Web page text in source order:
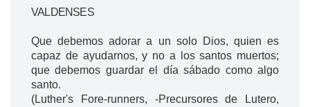
VALDENSES
Que debemos adorar a un solo Dios, quien es
capaz de ayudarnos, y no a los santos muertos;
que debemos guardar el día sábado como algo
santo.
(Luther's Fore-runners, -Precursores de Lutero,